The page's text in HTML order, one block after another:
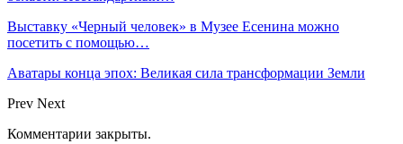
Выставку «Черный человек» в Музее Есенина можно
посетить с помощью…
Аватары конца эпох: Великая сила трансформации Земли
Prev Next
Комментарии закрыты.